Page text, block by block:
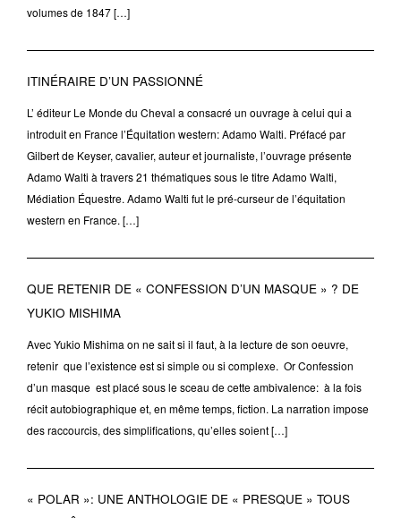
volumes de 1847 […]
ITINÉRAIRE D’UN PASSIONNÉ
L’ éditeur Le Monde du Cheval a consacré un ouvrage à celui qui a
introduit en France l’Équitation western: Adamo Walti. Préfacé par
Gilbert de Keyser, cavalier, auteur et journaliste, l’ouvrage présente
Adamo Walti à travers 21 thématiques sous le titre Adamo Walti,
Médiation Équestre. Adamo Walti fut le pré-curseur de l’équitation
western en France. […]
QUE RETENIR DE « CONFESSION D’UN MASQUE » ? DE
YUKIO MISHIMA
Avec Yukio Mishima on ne sait si il faut, à la lecture de son oeuvre,
retenir que l’existence est si simple ou si complexe. Or Confession
d’un masque est placé sous le sceau de cette ambivalence: à la fois
récit autobiographique et, en même temps, fiction. La narration impose
des raccourcis, des simplifications, qu’elles soient […]
« POLAR »: UNE ANTHOLOGIE DE « PRESQUE » TOUS